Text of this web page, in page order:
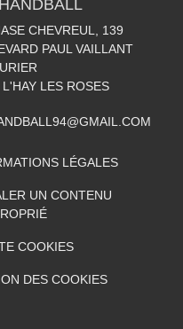
CHEVREUL, 139
PAUL VAILLANT
L'HAY LES ROSES
LÉGALES
UN CONTENU
COOKIES
DES COOKIES